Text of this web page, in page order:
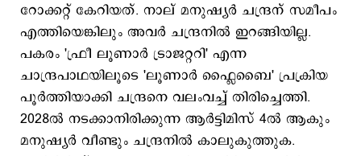
റോക്കറ്റ് കേറിയത്. നാല് മനുഷ്യര്‍ ചന്ദ്രന് സമീപം
എത്തിയെങ്കിലും അവര്‍ ചന്ദ്രനില്‍ ഇറങ്ങിയില്ല.
പകരം 'ഫ്രീ ലൂണാര്‍ ട്രാജറ്ററി' എന്ന
ചാന്ദ്രപാഥയിലൂടെ 'ലൂണാര്‍ ഫ്ലൈബൈ' പ്രക്രിയ
പൂര്‍ത്തിയാക്കി ചന്ദ്രനെ വലംവച്ച് തിരിച്ചെത്തി.
2028ല്‍ നടക്കാനിരിക്കുന്ന ആര്‍ട്ടിമിസ് 4ല്‍ ആകും
മനുഷ്യര്‍ വീണ്ടും ചന്ദ്രനില്‍ കാലുകുത്തുക.